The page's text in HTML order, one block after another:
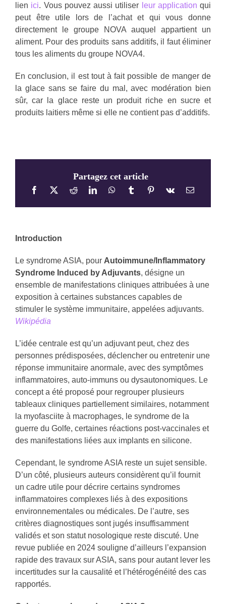
lien ici. Vous pouvez aussi utiliser leur application qui
peut être utile lors de l’achat et qui vous donne
directement le groupe NOVA auquel appartient un
aliment. Pour des produits sans additifs, il faut éliminer
tous les aliments du groupe NOVA4.
En conclusion, il est tout à fait possible de manger de
la glace sans se faire du mal, avec modération bien
sûr, car la glace reste un produit riche en sucre et
produits laitiers même si elle ne contient pas d’additifs.
Partagez cet article
Introduction
Le syndrome ASIA, pour Autoimmune/Inflammatory
Syndrome Induced by Adjuvants, désigne un
ensemble de manifestations cliniques attribuées à une
exposition à certaines substances capables de
stimuler le système immunitaire, appelées adjuvants.
Wikipédia
L’idée centrale est qu’un adjuvant peut, chez des
personnes prédisposées, déclencher ou entretenir une
réponse immunitaire anormale, avec des symptômes
inflammatoires, auto-immuns ou dysautonomiques. Le
concept a été proposé pour regrouper plusieurs
tableaux cliniques partiellement similaires, notamment
la myofasciite à macrophages, le syndrome de la
guerre du Golfe, certaines réactions post-vaccinales et
des manifestations liées aux implants en silicone.
Cependant, le syndrome ASIA reste un sujet sensible.
D’un côté, plusieurs auteurs considèrent qu’il fournit
un cadre utile pour décrire certains syndromes
inflammatoires complexes liés à des expositions
environnementales ou médicales. De l’autre, ses
critères diagnostiques sont jugés insuffisamment
validés et son statut nosologique reste discuté. Une
revue publiée en 2024 souligne d’ailleurs l’expansion
rapide des travaux sur ASIA, sans pour autant lever les
incertitudes sur la causalité et l’hétérogénéité des cas
rapportés.